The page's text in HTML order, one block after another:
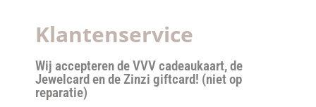
Klantenservice
Wij accepteren de VVV cadeaukaart, de
Jewelcard en de Zinzi giftcard! (niet op
reparatie)